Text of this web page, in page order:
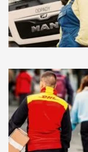
s
u